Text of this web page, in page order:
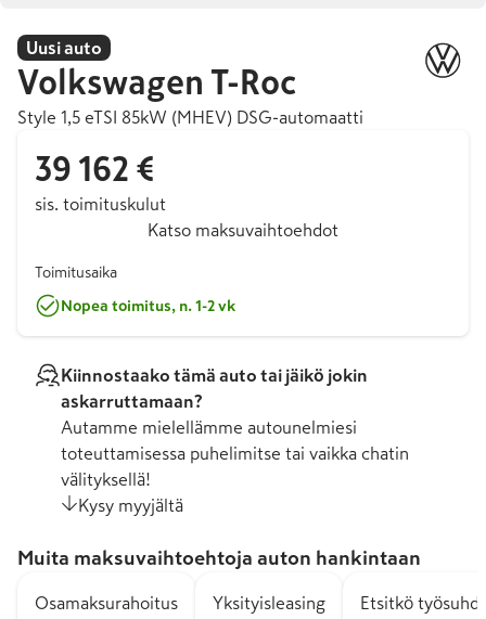
Uusi auto
Volkswagen T-Roc
Style 1,5 eTSI 85kW (MHEV) DSG-automaatti
39 162 €
sis. toimituskulut
Katso maksuvaihtoehdot
Toimitusaika
Nopea toimitus, n. 1-2 vk
Kiinnostaako tämä auto tai jäikö jokin
askarruttamaan?
Autamme mielellämme autounelmiesi
toteuttamisessa puhelimitse tai vaikka chatin
välityksellä!
Kysy myyjältä
Muita maksuvaihtoehtoja auton hankintaan
Osamaksurahoitus
Yksityisleasing
Etsitkö